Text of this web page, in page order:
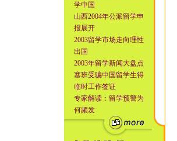
学中国
山西2004年公派留学申
报展开
2003留学市场走向理性
出国
2003年留学新闻大盘点
塞班受骗中国留学生得
临时工作签证
专家解读：留学预警为
何频发